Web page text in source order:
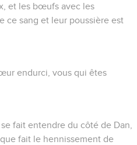
et les bœufs avec les
ce sang et leur poussière est
endurci, vous qui êtes
fait entendre du côté de Dan,
fait le hennissement de